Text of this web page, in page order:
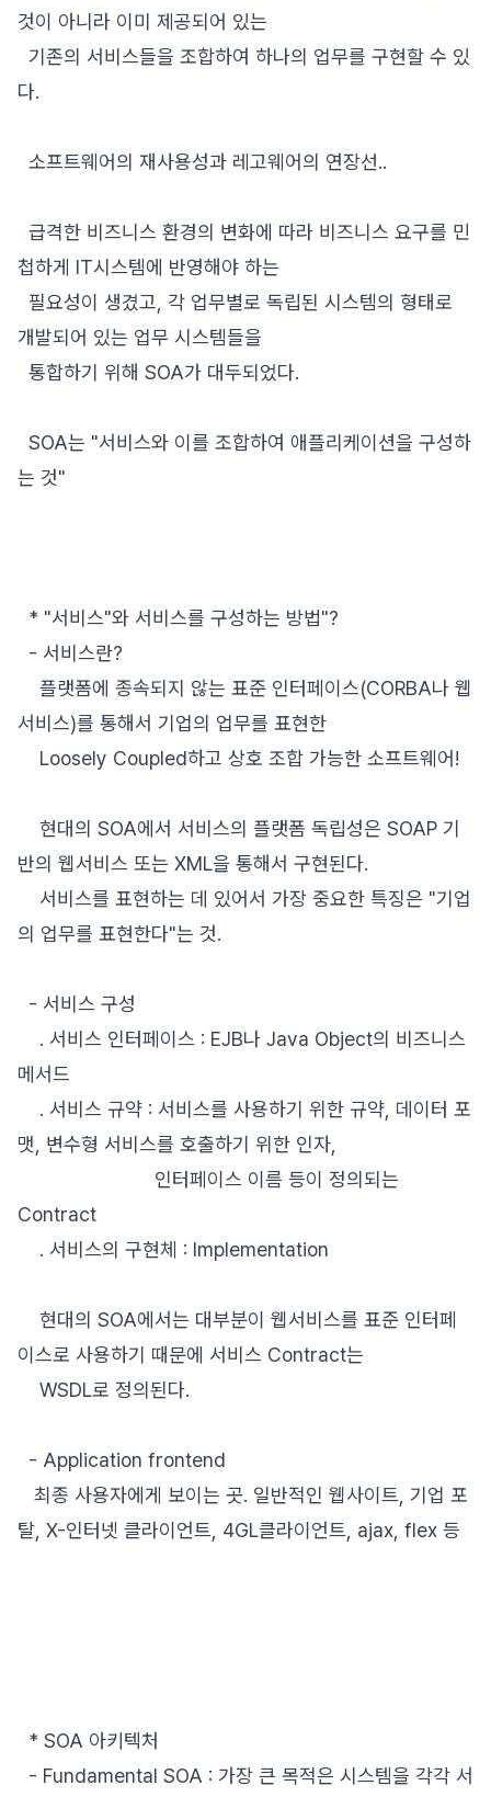
것이 아니라 이미 제공되어 있는
기존의 서비스들을 조합하여 하나의 업무를 구현할 수 있
다.
소프트웨어의 재사용성과 레고웨어의 연장선..
급격한 비즈니스 환경의 변화에 따라 비즈니스 요구를 민
첩하게 IT시스템에 반영해야 하는
필요성이 생겼고, 각 업무별로 독립된 시스템의 형태로
개발되어 있는 업무 시스템들을
통합하기 위해 SOA가 대두되었다.
SOA는 "서비스와 이를 조합하여 애플리케이션을 구성하
는 것"
* "서비스"와 서비스를 구성하는 방법"?
- 서비스란?
플랫폼에 종속되지 않는 표준 인터페이스(CORBA나 웹
서비스)를 통해서 기업의 업무를 표현한
Loosely Coupled하고 상호 조합 가능한 소프트웨어!
현대의 SOA에서 서비스의 플랫폼 독립성은 SOAP 기
반의 웹서비스 또는 XML을 통해서 구현된다.
서비스를 표현하는 데 있어서 가장 중요한 특징은 "기업
의 업무를 표현한다"는 것.
- 서비스 구성
. 서비스 인터페이스 : EJB나 Java Object의 비즈니스
메서드
. 서비스 규약 : 서비스를 사용하기 위한 규약, 데이터 포
맷, 변수형 서비스를 호출하기 위한 인자,
인터페이스 이름 등이 정의되는
Contract
. 서비스의 구현체 : Implementation
현대의 SOA에서는 대부분이 웹서비스를 표준 인터페
이스로 사용하기 때문에 서비스 Contract는
WSDL로 정의된다.
- Application frontend
최종 사용자에게 보이는 곳. 일반적인 웹사이트, 기업 포
탈, X-인터넷 클라이언트, 4GL클라이언트, ajax, flex 등
* SOA 아키텍처
- Fundamental SOA : 가장 큰 목적은 시스템을 각각 서